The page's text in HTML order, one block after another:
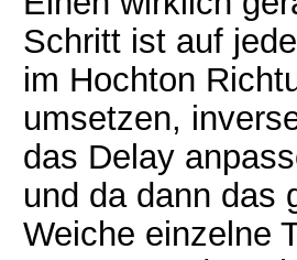
Schritt ist auf
im Hochton
umsetzen,
das Delay
und da dann das
Weiche einzelne